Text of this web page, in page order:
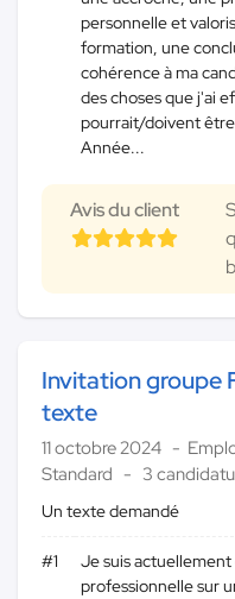
personnelle et
formation, une
cohérence à ma
des choses que j'ai
pourrait/doivent
Année...
Avis du client
Invitation groupe
texte
11 octobre 2024
Standard
3
Un texte demandé
#1
Je suis
professionnelle sur